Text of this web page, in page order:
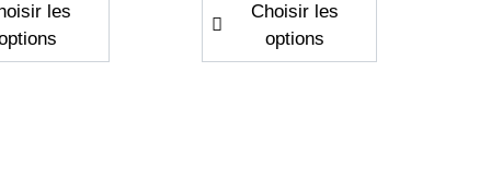
les
Choisir les
options